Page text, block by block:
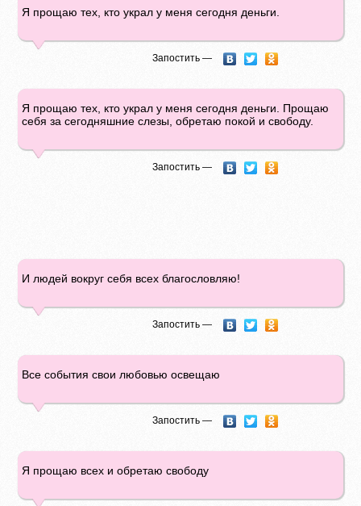
Я прощаю тех, кто украл у меня сегодня деньги.
Запостить —
Я прощаю тех, кто украл у меня сегодня деньги. Прощаю
себя за сегодняшние слезы, обретаю покой и свободу.
Запостить —
И людей вокруг себя всех благословляю!
Запостить —
Все события свои любовью освещаю
Запостить —
Я прощаю всех и обретаю свободу